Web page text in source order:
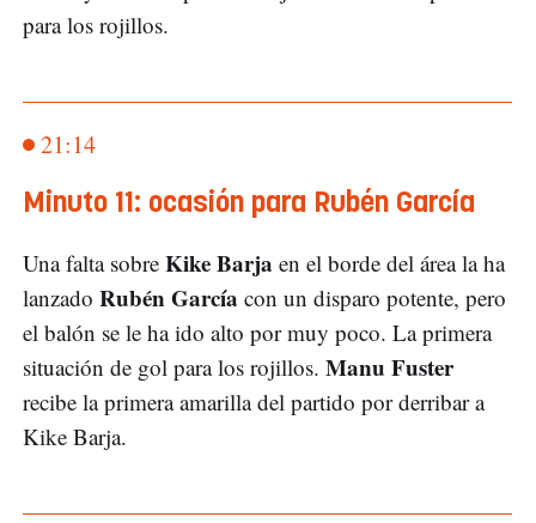
para los rojillos.
21:14
Minuto 11: ocasión para Rubén García
Una falta sobre Kike Barja en el borde del área la ha
lanzado Rubén García con un disparo potente, pero
el balón se le ha ido alto por muy poco. La primera
situación de gol para los rojillos. Manu Fuster
recibe la primera amarilla del partido por derribar a
Kike Barja.